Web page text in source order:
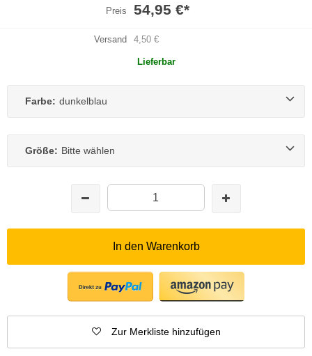
Preis 54,95 €*
Versand 4,50 €
Lieferbar
Farbe: dunkelblau
Größe: Bitte wählen
In den Warenkorb
Zur Merkliste hinzufügen